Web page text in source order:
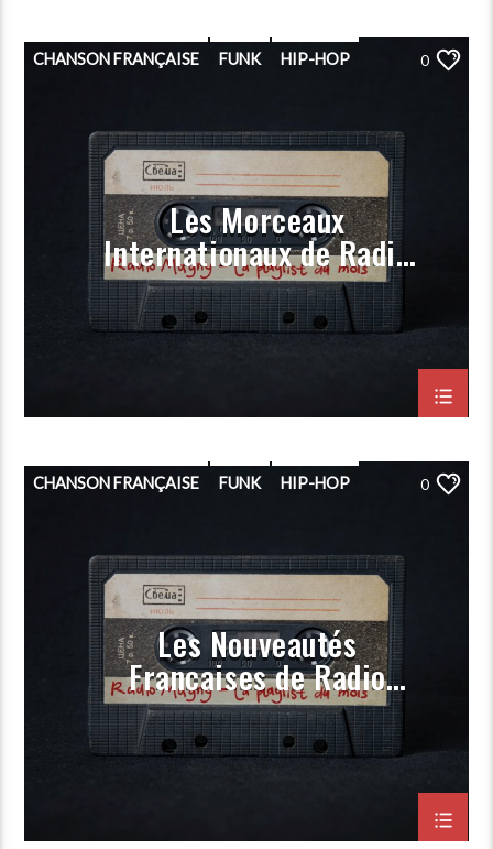
CHANSON FRANÇAISE FUNK HIP-HOP
ROCK
0
Les Morceaux
Internationaux de Radio
Magny (Prog Decembre
2023)
CHANSON FRANÇAISE FUNK HIP-HOP
ROCK
0
Les Nouveautés
Françaises de Radio
Magny (Prog Novembre
2023)